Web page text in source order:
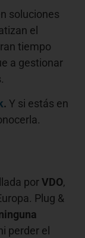
soluciones
el
tiempo
a gestionar
. Y si estás en
porVDO,
Plug &
perder el